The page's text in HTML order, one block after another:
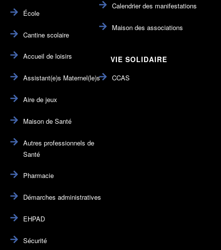
École
Cantine scolaire
Accueil de loisirs
Assistant(e)s Maternel(le)s
Aire de jeux
Maison de Santé
Autres professionnels de
Santé
Pharmacie
Démarches administratives
EHPAD
Sécurité
Calendrier des manifestations
Maison des associations
VIE SOLIDAIRE
CCAS